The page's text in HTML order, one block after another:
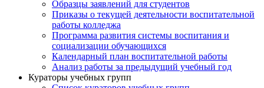
Образцы заявлений для студентов
Приказы о текущей деятельности воспитательной
работы колледжа
Программа развития системы воспитания и
социализации обучающихся
Календарный план воспитательной работы
Анализ работы за предыдущий учебный год
Кураторы учебных групп